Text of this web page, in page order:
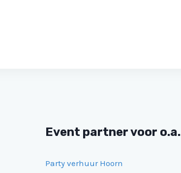
Event partner voor o.a.
Party verhuur Hoorn